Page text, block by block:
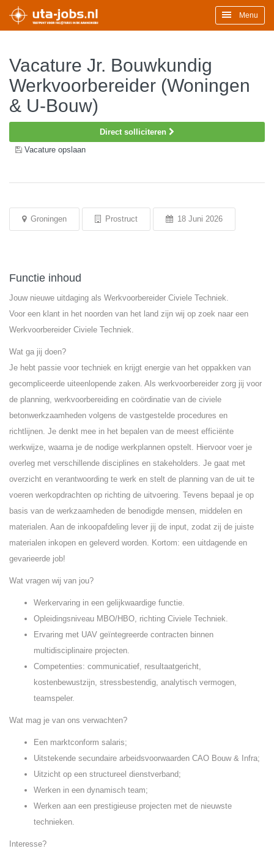
Menu
Vacature Jr. Bouwkundig
Werkvoorbereider (Woningen
& U-Bouw)
Direct solliciteren
Vacature opslaan
Groningen Prostruct 18 Juni 2026
Functie inhoud
Jouw nieuwe uitdaging als Werkvoorbereider Civiele Techniek.
Voor een klant in het noorden van het land zijn wij op zoek naar een
Werkvoorbereider Civiele Techniek.
Wat ga jij doen?
Je hebt passie voor techniek en krijgt energie van het oppakken van
gecompliceerde uiteenlopende zaken. Als werkvoorbereider zorg jij voor
de planning, werkvoorbereiding en coördinatie van de civiele
betonwerkzaamheden volgens de vastgestelde procedures en
richtlijnen. Je denkt mee in het bepalen van de meest efficiënte
werkwijze, waarna je de nodige werkplannen opstelt. Hiervoor voer je
overleg met verschillende disciplines en stakeholders. Je gaat met
overzicht en verantwoording te werk en stelt de planning van de uit te
voeren werkopdrachten op richting de uitvoering. Tevens bepaal je op
basis van de werkzaamheden de benodigde mensen, middelen en
materialen. Aan de inkoopafdeling lever jij de input, zodat zij de juiste
materialen inkopen en geleverd worden. Kortom: een uitdagende en
gevarieerde job!
Wat vragen wij van jou?
Werkervaring in een gelijkwaardige functie.
Opleidingsniveau MBO/HBO, richting Civiele Techniek.
Ervaring met UAV geïntegreerde contracten binnen
multidisciplinaire projecten.
Competenties: communicatief, resultaatgericht,
kostenbewustzijn, stressbestendig, analytisch vermogen,
teamspeler.
Wat mag je van ons verwachten?
Een marktconform salaris;
Uitstekende secundaire arbeidsvoorwaarden CAO Bouw & Infra;
Uitzicht op een structureel dienstverband;
Werken in een dynamisch team;
Werken aan een prestigieuse projecten met de nieuwste
technieken.
Interesse?